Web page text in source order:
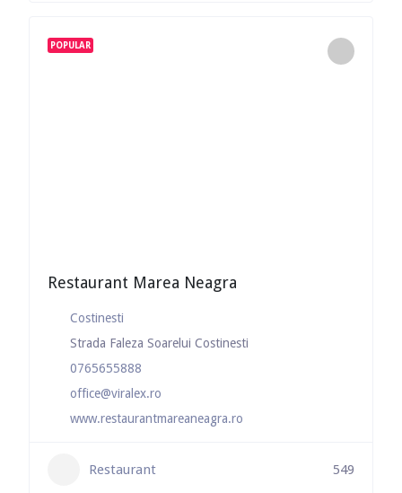
POPULAR
Restaurant Marea Neagra
Costinesti
Strada Faleza Soarelui Costinesti
0765655888
office@viralex.ro
www.restaurantmareaneagra.ro
Restaurant 549